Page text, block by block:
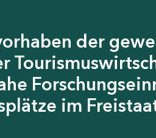
der
im